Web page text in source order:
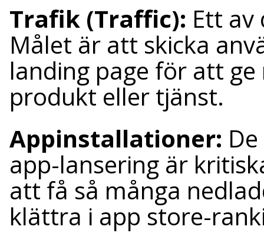
Trafik (Traffic): Ett
Målet är att skicka
landing page för att
produkt eller tjänst.
Appinstallationer:
app-lansering är
att få så många
klättra i app store-